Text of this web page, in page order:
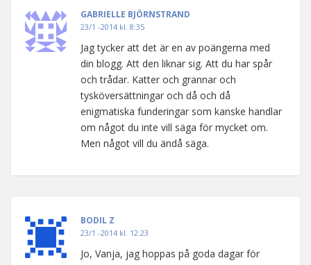
GABRIELLE BJÖRNSTRAND
23/1 -2014 kl. 8:35
Jag tycker att det är en av poängerna med
din blogg. Att den liknar sig. Att du har spår
och trådar. Katter och grannar och
tysköversättningar och då och då
enigmatiska funderingar som kanske handlar
om något du inte vill säga för mycket om.
Men något vill du ändå säga.
BODIL Z
23/1 -2014 kl. 12:23
Jo, Vanja, jag hoppas på goda dagar för